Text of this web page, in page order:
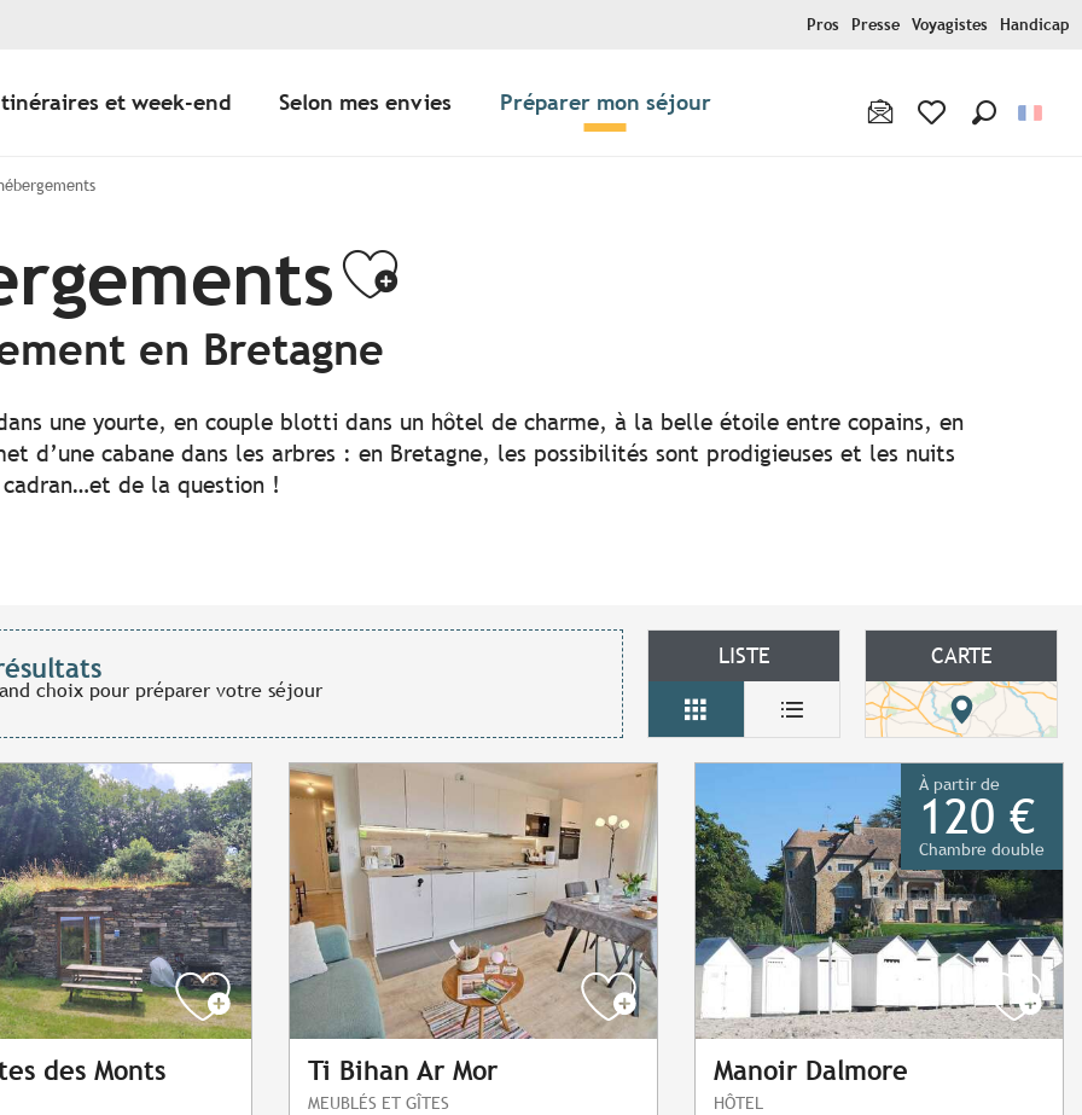
Pros Presse Voyagistes Handicap
et week-end Selon mes envies Préparer mon séjour
Ajouter aux favoris
en Bretagne
une yourte, en couple blotti dans un hôtel de charme, à la belle étoile entre copains, en
d’une cabane dans les arbres : en Bretagne, les possibilités sont prodigieuses et les nuits
de la question !
choix pour préparer votre séjour
LISTE CARTE
des Monts Ti Bihan Ar Mor
MEUBLÉS ET GÎTES
À partir de
120 €
Chambre double
Manoir Dalmore
HÔTEL